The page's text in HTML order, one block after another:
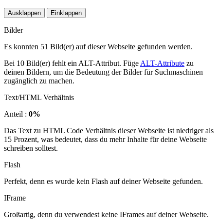
Ausklappen Einklappen
Bilder
Es konnten 51 Bild(er) auf dieser Webseite gefunden werden.
Bei 10 Bild(er) fehlt ein ALT-Attribut. Füge ALT-Attribute zu
deinen Bildern, um die Bedeutung der Bilder für Suchmaschinen
zugänglich zu machen.
Text/HTML Verhältnis
Anteil : 0%
Das Text zu HTML Code Verhältnis dieser Webseite ist niedriger als
15 Prozent, was bedeutet, dass du mehr Inhalte für deine Webseite
schreiben solltest.
Flash
Perfekt, denn es wurde kein Flash auf deiner Webseite gefunden.
IFrame
Großartig, denn du verwendest keine IFrames auf deiner Webseite.